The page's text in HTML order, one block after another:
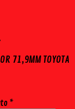
71,9MM TOYOTA
*